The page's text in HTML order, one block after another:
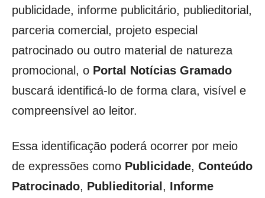
publicidade, informe publicitário, publieditorial,
parceria comercial, projeto especial
patrocinado ou outro material de natureza
promocional, o Portal Notícias Gramado
buscará identificá-lo de forma clara, visível e
compreensível ao leitor.
Essa identificação poderá ocorrer por meio
de expressões como Publicidade, Conteúdo
Patrocinado, Publieditorial , Informe